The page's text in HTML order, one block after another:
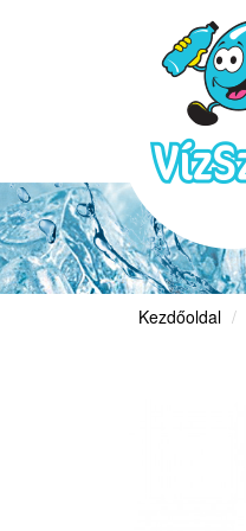
Kezdőoldal